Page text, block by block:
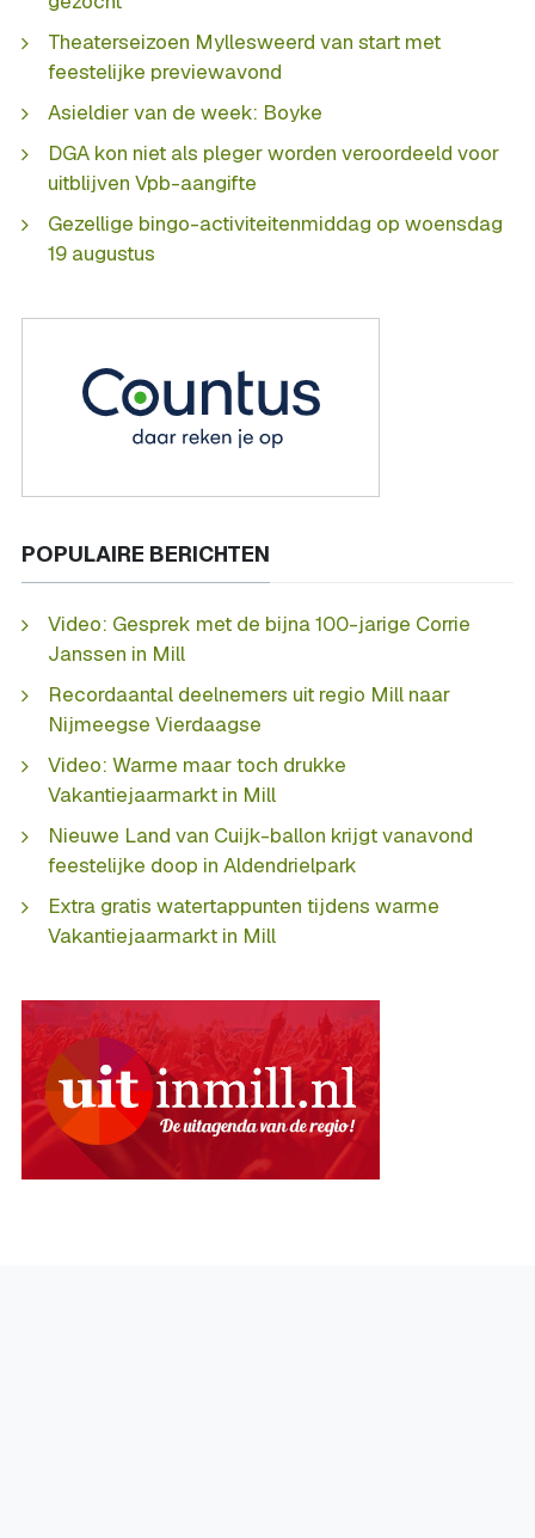
Theaterseizoen Myllesweerd van start met
feestelijke previewavond
Asieldier van de week: Boyke
DGA kon niet als pleger worden veroordeeld voor
uitblijven Vpb-aangifte
Gezellige bingo-activiteitenmiddag op woensdag
19 augustus
POPULAIRE BERICHTEN
Video: Gesprek met de bijna 100-jarige Corrie
Janssen in Mill
Recordaantal deelnemers uit regio Mill naar
Nijmeegse Vierdaagse
Video: Warme maar toch drukke
Vakantiejaarmarkt in Mill
Nieuwe Land van Cuijk-ballon krijgt vanavond
feestelijke doop in Aldendrielpark
Extra gratis watertappunten tijdens warme
Vakantiejaarmarkt in Mill